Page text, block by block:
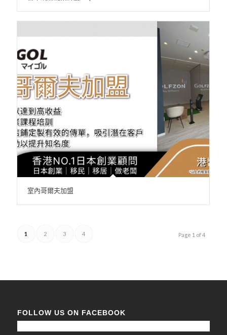
室內哥爾夫加盟
Page 1 of 4
1 2 3 4
FOLLOW US ON FACEBOOK